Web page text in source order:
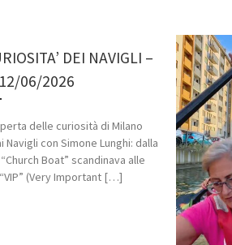
DEI NAVIGLI –
06/2026
delle curiosità di Milano
Navigli con Simone Lunghi: dalla
Boat” scandinava alle
(Very Important […]